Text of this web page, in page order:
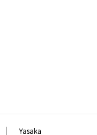
｜ Yasaka